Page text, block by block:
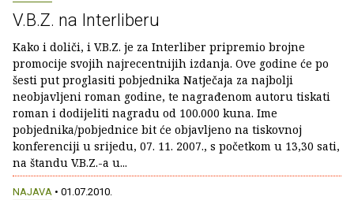
V.B.Z. na Interliberu
Kako i doliči, i V.B.Z. je za Interliber pripremio brojne
promocije svojih najrecentnijih izdanja. Ove godine će po
šesti put proglasiti pobjednika Natječaja za najbolji
neobjavljeni roman godine, te nagrađenom autoru tiskati
roman i dodijeliti nagradu od 100.000 kuna. Ime
pobjednika/pobjednice bit će objavljeno na tiskovnoj
konferenciji u srijedu, 07. 11. 2007., s početkom u 13,30 sati,
na štandu V.B.Z.-a u...
NAJAVA • 01.07.2010.